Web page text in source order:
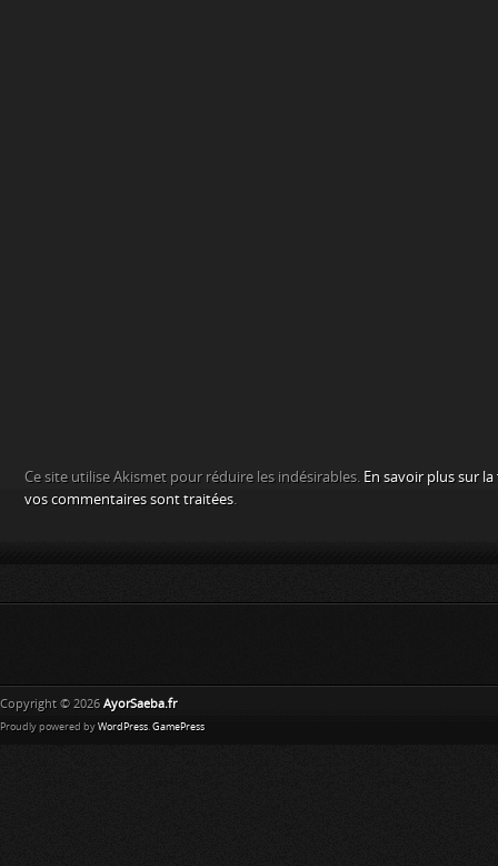
Ce site utilise Akismet pour réduire les indésirables. En savoir plus sur
vos commentaires sont traitées.
Copyright © 2026 AyorSaeba.fr
Proudly powered by WordPress. GamePress